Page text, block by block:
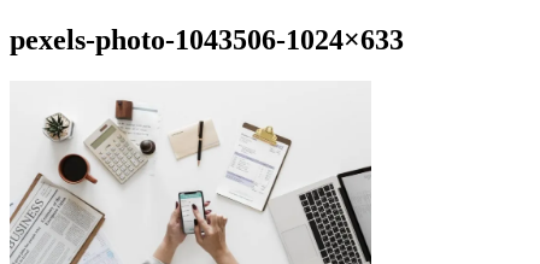
pexels-photo-1043506-1024×633